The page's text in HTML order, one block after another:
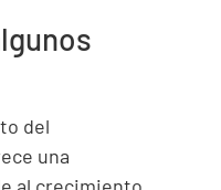
del
una